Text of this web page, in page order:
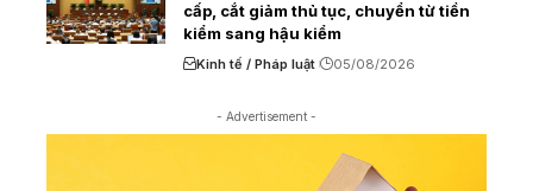
cấp, cắt giảm thủ tục, chuyển từ tiền
kiểm sang hậu kiểm
Kinh tế / Pháp luật 05/08/2026
- Advertisement -